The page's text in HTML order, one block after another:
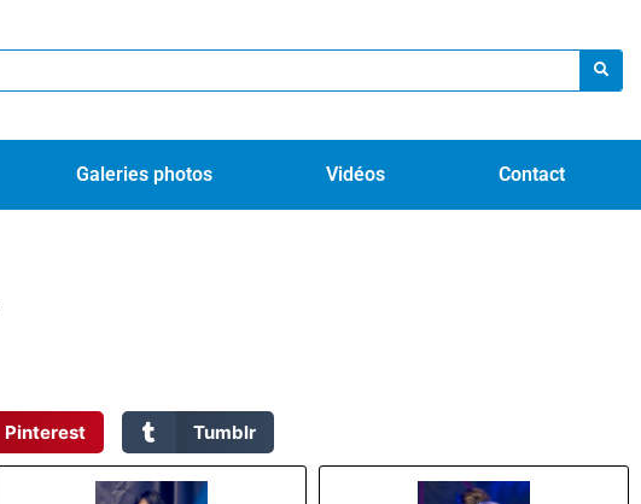
Galeries photos Vidéos Contact
Pinterest Tumblr